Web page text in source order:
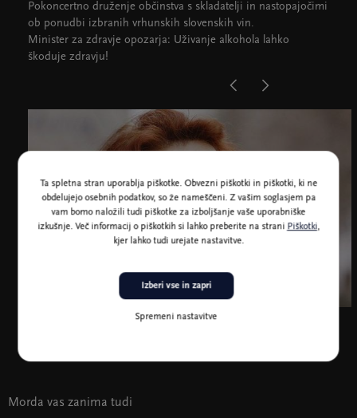
Pokoncertno druženje občinstva s skladatelji in nastopajočimi
ob ponudbi izbranih vrhunskih slovenskih vin.
Minister za zdravje opozarja: Uživanje alkohola lahko
škoduje zdravju!
Kaija Saariaho, foto Raphaël Gaillarde
Morda vas zanima tudi
Ta spletna stran uporablja piškotke. Obvezni piškotki in piškotki, ki ne
obdelujejo osebnih podatkov, so že nameščeni. Z vašim soglasjem pa
vam bomo naložili tudi piškotke za izboljšanje vaše uporabniške
izkušnje. Več informacij o piškotkih si lahko preberite na strani Piškotki,
kjer lahko tudi urejate nastavitve.
Spremeni nastavitve
Izberi vse in zapri